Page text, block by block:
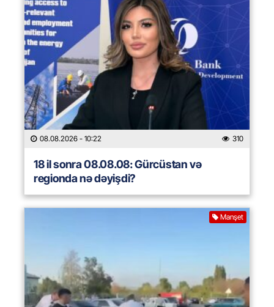
08.08.2026 - 10:22 310
18 il sonra 08.08.08: Gürcüstan və
regionda nə dəyişdi?
Manşet